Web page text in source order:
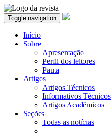
Toggle navigation
Início
Sobre
Apresentação
Perfil dos leitores
Pauta
Artigos
Artigos Técnicos
Informativos Técnicos
Artigos Acadêmicos
Seções
Todas as notícias